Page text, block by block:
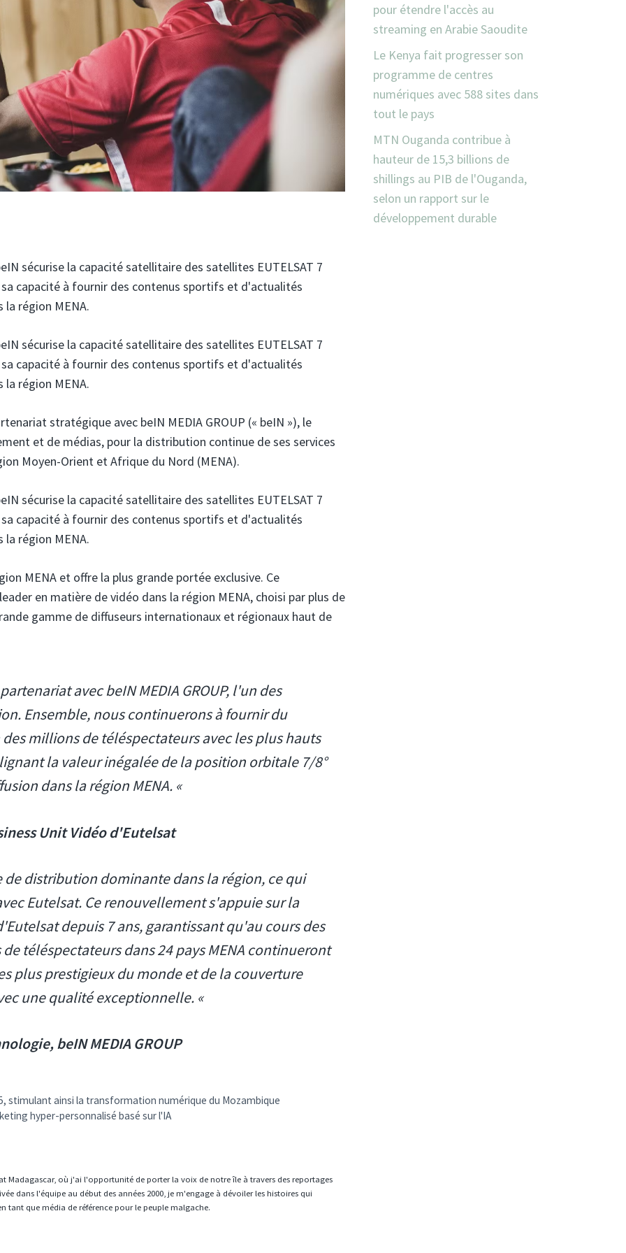
sécurise la capacité satellitaire des satellites EUTELSAT 7
capacité à fournir des contenus sportifs et d'actualités
région MENA.
sécurise la capacité satellitaire des satellites EUTELSAT 7
capacité à fournir des contenus sportifs et d'actualités
région MENA.
stratégique avec beIN MEDIA GROUP (« beIN »), le
et de médias, pour la distribution continue de ses services
Moyen-Orient et Afrique du Nord (MENA).
sécurise la capacité satellitaire des satellites EUTELSAT 7
capacité à fournir des contenus sportifs et d'actualités
région MENA.
MENA et offre la plus grande portée exclusive. Ce
en matière de vidéo dans la région MENA, choisi par plus de
gamme de diffuseurs internationaux et régionaux haut de
avec beIN MEDIA GROUP, l'un des
Ensemble, nous continuerons à fournir du
millions de téléspectateurs avec les plus hauts
la valeur inégalée de la position orbitale 7/8°
dans la région MENA. «
Unit Vidéo d'Eutelsat
de distribution dominante dans la région, ce qui
Eutelsat. Ce renouvellement s'appuie sur la
depuis 7 ans, garantissant qu'au cours des
téléspectateurs dans 24 pays MENA continueront
plus prestigieux du monde et de la couverture
une qualité exceptionnelle. «
beIN MEDIA GROUP
stimulant ainsi la transformation numérique du Mozambique
hyper-personnalisé basé sur l'IA
Madagascar, où j'ai l'opportunité de porter la voix de notre île à travers des reportages
dans l'équipe au début des années 2000, je m'engage à dévoiler les histoires qui
tant que média de référence pour le peuple malgache.
pour étendre l'accès au
streaming en Arabie Saoudite
Le Kenya fait progresser son
programme de centres
numériques avec 588 sites dans
tout le pays
MTN Ouganda contribue à
hauteur de 15,3 billions de
shillings au PIB de l'Ouganda,
selon un rapport sur le
développement durable